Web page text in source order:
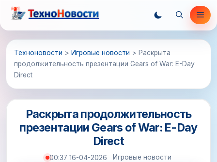
Перейти
содержимому
Техноновости > Игровые новости > Раскрыта
продолжительность презентации Gears of War: E-Day
Direct
Раскрыта продолжительность
презентации Gears of War: E-Day
Direct
00:37 16-04-2026 Игровые новости